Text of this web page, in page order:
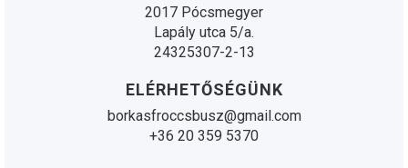
2017 Pócsmegyer
Lapály utca 5/a.
24325307-2-13
ELÉRHETŐSÉGÜNK
borkasfroccsbusz@gmail.com
+36 20 359 5370